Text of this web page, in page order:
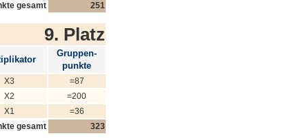
gesamt
251
9. Platz
Gruppen-
punkte
X3
=87
X2
=200
X1
=36
gesamt
323